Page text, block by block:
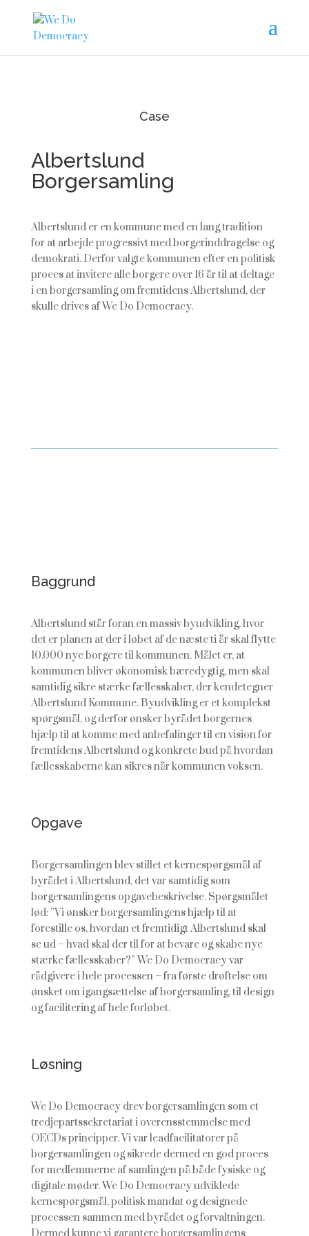
Case
Albertslund
Borgersamling
Albertslund er en kommune med en lang tradition
for at arbejde progressivt med borgerinddragelse og
demokrati. Derfor valgte kommunen efter en politisk
proces at invitere alle borgere over 16 år til at deltage
i en borgersamling om fremtidens Albertslund, der
skulle drives af We Do Democracy.
Baggrund
Albertslund står foran en massiv byudvikling, hvor
det er planen at der i løbet af de næste ti år skal flytte
10.000 nye borgere til kommunen. Målet er, at
kommunen bliver økonomisk bæredygtig, men skal
samtidig sikre stærke fællesskaber, der kendetegner
Albertslund Kommune. Byudvikling er et komplekst
spørgsmål, og derfor ønsker byrådet borgernes
hjælp til at komme med anbefalinger til en vision for
fremtidens Albertslund og konkrete bud på hvordan
fællesskaberne kan sikres når kommunen voksen.
Opgave
Borgersamlingen blev stillet et kernespørgsmål af
byrådet i Albertslund, det var samtidig som
borgersamlingens opgavebeskrivelse. Spørgsmålet
lød: ”Vi ønsker borgersamlingens hjælp til at
forestille os, hvordan et fremtidigt Albertslund skal
se ud – hvad skal der til for at bevare og skabe nye
stærke fællesskaber?” We Do Democracy var
rådgivere i hele processen – fra første drøftelse om
ønsket om igangsættelse af borgersamling, til design
og facilitering af hele forløbet.
Løsning
We Do Democracy drev borgersamlingen som et
tredjepartssekretariat i overensstemmelse med
OECDs principper. Vi var leadfacilitatorer på
borgersamlingen og sikrede dermed en god proces
for medlemmerne af samlingen på både fysiske og
digitale møder. We Do Democracy udviklede
kernespørgsmål, politisk mandat og designede
processen sammen med byrådet og forvaltningen.